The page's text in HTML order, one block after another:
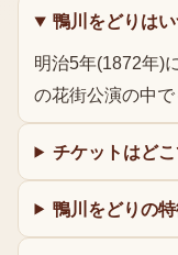
鴨川をどりは
明治5年(1872年)
の花街公演の中で
チケットはど
鴨川をどりの